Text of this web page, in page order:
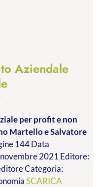
Aziendale
Fascia
prezzo:
da
€9.99
a
€19.00
per profit e non
Martello e Salvatore
144 Data
2021 Editore:
Categoria:
SCARICA